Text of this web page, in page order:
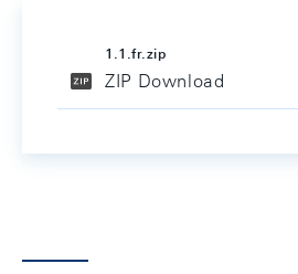
1.1.fr.zip
ZIP Download